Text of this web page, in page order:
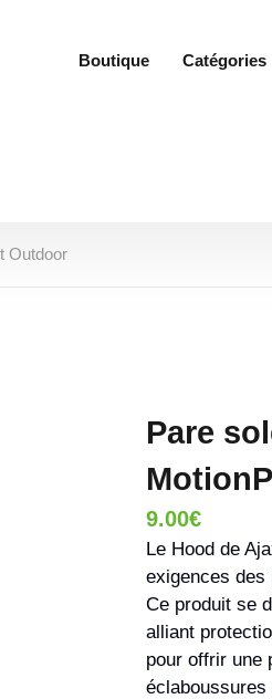
Boutique Catégories
Outdoor
Pare
9.00€
Le Hood de
exigences des
Ce produit se
alliant
pour offrir une